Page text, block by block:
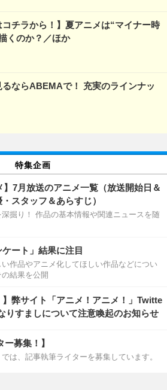
コチラから！】夏アニメは“マイナー時
くのか？／ほか
るならABEMAで！ 充実のラインナッ
特集企画
】7月放送のアニメ一覧（放送開始日＆
スタッフ＆あらすじ）
掘り！ 作品の基本情報や関連ニュースを随
ート」結果に注目
作品やアニメ化してほしい作品などについ
結果を公開
】弊サイト「アニメ！アニメ！」Twitte
りすましについて注意喚起のお知らせ
ー募集！】
は、記事執筆ライターを募集しています。